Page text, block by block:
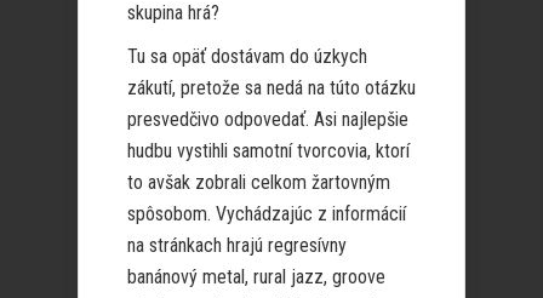
skupina hrá?
Tu sa opäť dostávam do úzkych
zákutí, pretože sa nedá na túto otázku
presvedčivo odpovedať. Asi najlepšie
hudbu vystihli samotní tvorcovia, ktorí
to avšak zobrali celkom žartovným
spôsobom. Vychádzajúc z informácií
na stránkach hrajú regresívny
banánový metal, rural jazz, groove